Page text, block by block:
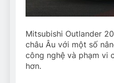
Mitsubishi Outlander
châu Âu với một số
công nghệ và phạm vi
hơn.